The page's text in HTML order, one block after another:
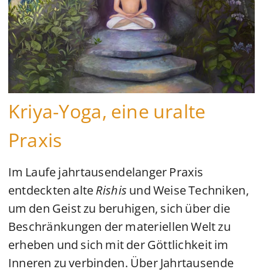
Kriya-Yoga, eine uralte
Praxis
Im Laufe jahrtausendelanger Praxis
entdeckten alteRishis und Weise Techniken,
um den Geist zu beruhigen, sich über die
Beschränkungen der materiellen Welt zu
erheben und sich mit der Göttlichkeit im
Inneren zu verbinden. Über Jahrtausende